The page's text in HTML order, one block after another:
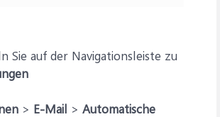
Sie auf der Navigationsleiste zu
> E-Mail > Automatische